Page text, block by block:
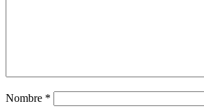
Nombre *